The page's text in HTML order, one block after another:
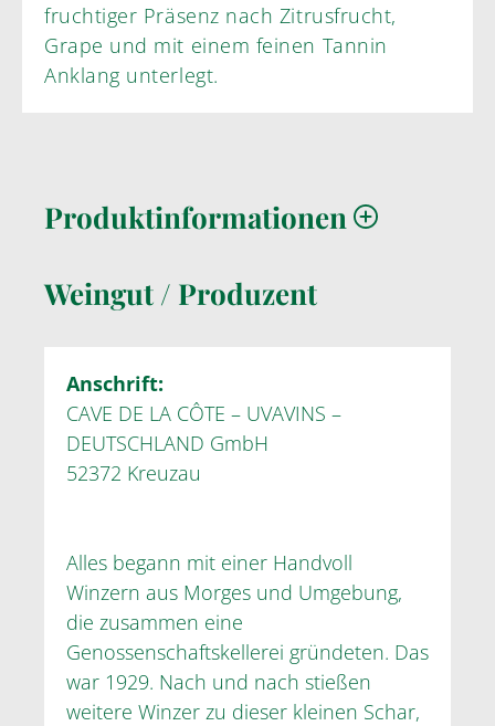
fruchtiger Präsenz nach Zitrusfrucht,
Grape und mit einem feinen Tannin
Anklang unterlegt.
Produktinformationen
Weingut / Produzent
Anschrift:
CAVE DE LA CÔTE – UVAVINS –
DEUTSCHLAND GmbH
52372 Kreuzau
Alles begann mit einer Handvoll
Winzern aus Morges und Umgebung,
die zusammen eine
Genossenschaftskellerei gründeten. Das
war 1929. Nach und nach stießen
weitere Winzer zu dieser kleinen Schar,